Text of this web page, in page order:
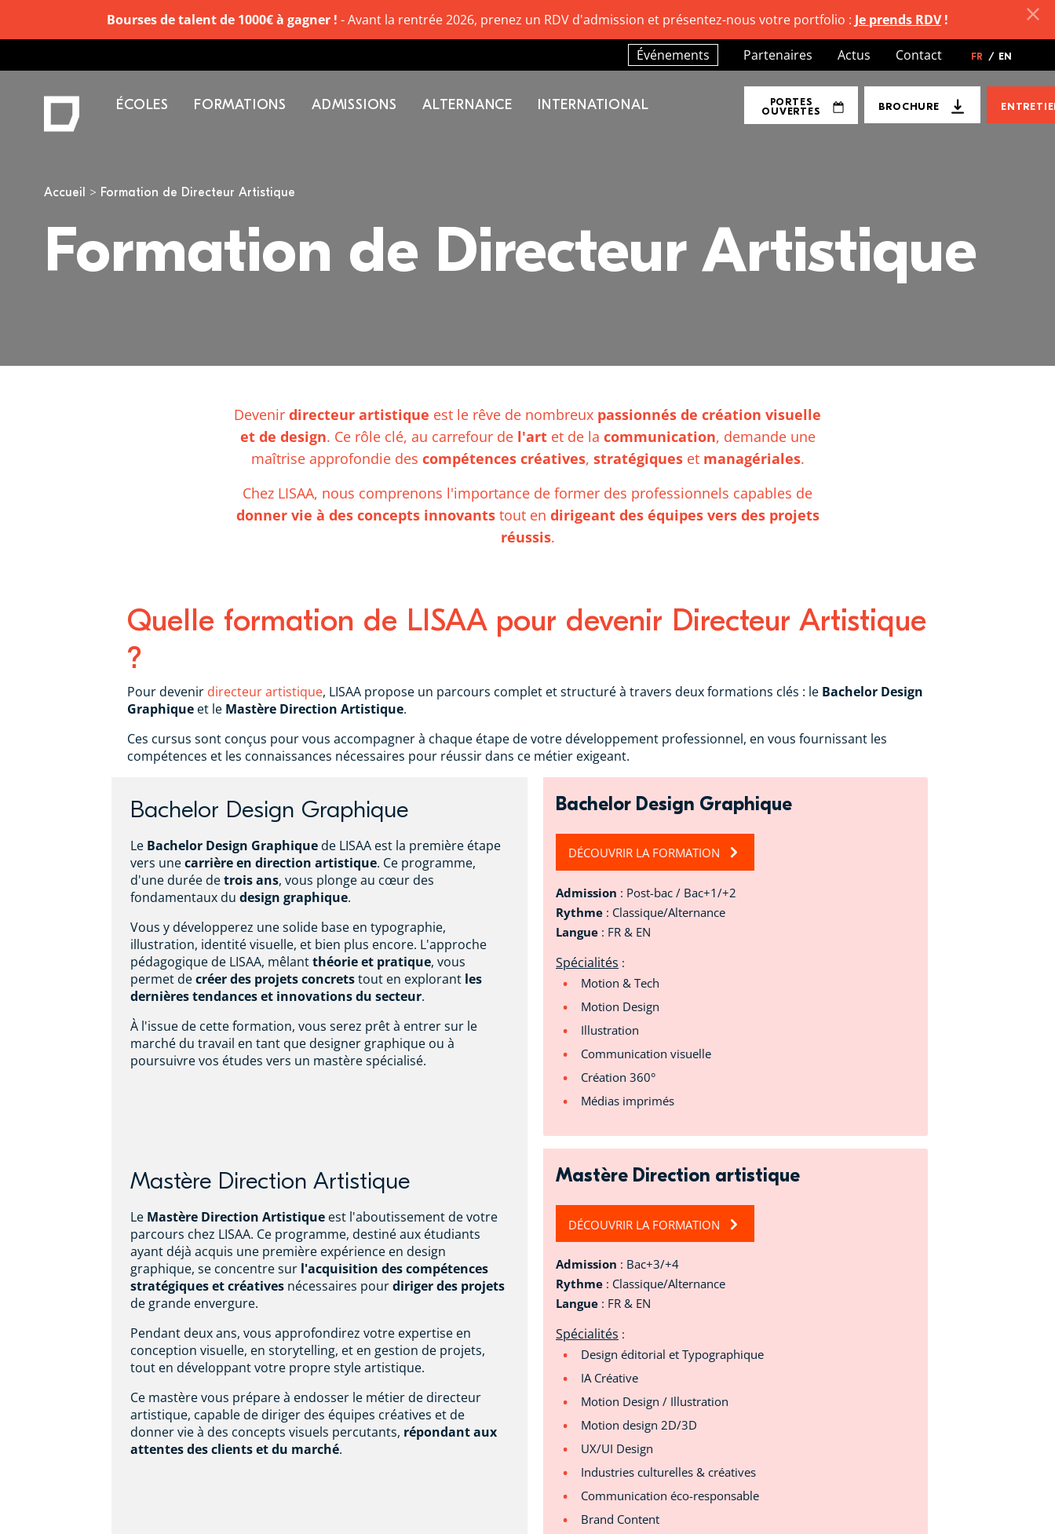
Vous êtes ici
Accueil Formation de Directeur Artistique
Formation de Directeur Artistique
Devenir directeur artistique est le rêve de nombreux passionnés de création visuelle
et de design. Ce rôle clé, au carrefour de l'art et de la communication, demande une
maîtrise approfondie des compétences créatives, stratégiques et managériales.
Chez LISAA, nous comprenons l'importance de former des professionnels capables de
donner vie à des concepts innovantstout en dirigeant des équipes vers des projets
réussis.
Quelle formation de LISAA pour devenir Directeur Artistique
?
Pour devenir directeur artistique, LISAA propose un parcours complet et structuré à travers deux formations clés : le Bachelor Design
Graphique et le Mastère Direction Artistique.
Ces cursus sont conçus pour vous accompagner à chaque étape de votre développement professionnel, en vous fournissant les
compétences et les connaissances nécessaires pour réussir dans ce métier exigeant.
Bachelor Design Graphique
Le Bachelor Design Graphique de LISAA est la première étape
vers unecarrière en direction artistique. Ce programme,
d'une durée detrois ans, vous plonge au cœur des
fondamentaux du design graphique.
Vous y développerez une solide base en typographie,
illustration, identité visuelle, et bien plus encore. L'approche
pédagogique de LISAA, mêlantthéorie et pratique, vous
permet decréer des projets concretstout en explorant les
dernières tendances et innovations du secteur.
À l'issue de cette formation, vous serez prêt à entrer sur le
marché du travail en tant que designer graphique ou à
poursuivre vos études vers un mastère spécialisé.
Bachelor Design Graphique
DÉCOUVRIR LA FORMATION
Admission : Post-bac / Bac+1/+2
Rythme : Classique/Alternance
Langue : FR & EN
Spécialités :
Motion & Tech
Motion Design
Illustration
Communication visuelle
Création 360°
Médias imprimés
Mastère Direction Artistique
Le Mastère Direction Artistique est l'aboutissement de votre
parcours chez LISAA. Ce programme, destiné aux étudiants
ayant déjà acquis une première expérience en design
graphique, se concentre sur l'acquisition des compétences
stratégiques et créatives nécessaires pourdiriger des projets
de grande envergure.
Pendant deux ans, vous approfondirez votre expertise en
conception visuelle, en storytelling, et en gestion de projets,
tout en développant votre propre style artistique.
Ce mastère vous prépare à endosser le métier de directeur
artistique, capable de diriger des équipes créatives et de
donner vie à des concepts visuels percutants, répondant aux
attentes des clients et du marché.
Mastère Direction artistique
DÉCOUVRIR LA FORMATION
Admission : Bac+3/+4
Rythme : Classique/Alternance
Langue : FR & EN
Spécialités :
Design éditorial et Typographique
IA Créative
Motion Design / Illustration
Motion design 2D/3D
UX/UI Design
Industries culturelles & créatives
Communication éco-responsable
Brand Content
Événements Partenaires Actus Contact FR / EN
PORTES
OUVERTES
BROCHURE
ÉCOLES FORMATIONS ADMISSIONS ALTERNANCE INTERNATIONAL
Bourses de talent de 1000€ à gagner ! - Avant la rentrée 2026, prenez un RDV d'admission et présentez-nous votre portfolio : Je prends RDV!